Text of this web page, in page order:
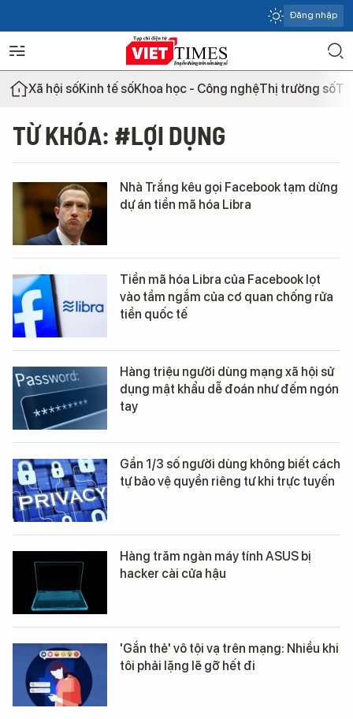
Đăng nhập
Xã hội sốKinh tế sốKhoa học - Công nghệThị trường số
TỪ KHÓA: #LỢI DỤNG
Nhà Trắng kêu gọi Facebook tạm dừng
dự án tiền mã hóa Libra
Tiền mã hóa Libra của Facebook lọt
vào tầm ngắm của cơ quan chống rửa
tiền quốc tế
Hàng triệu người dùng mạng xã hội sử
dụng mật khẩu dễ đoán như đếm ngón
tay
Gần 1/3 số người dùng không biết cách
tự bảo vệ quyền riêng tư khi trực tuyến
Hàng trăm ngàn máy tính ASUS bị
hacker cài cửa hậu
'Gắn thẻ' vô tội vạ trên mạng: Nhiều khi
tôi phải lặng lẽ gỡ hết đi